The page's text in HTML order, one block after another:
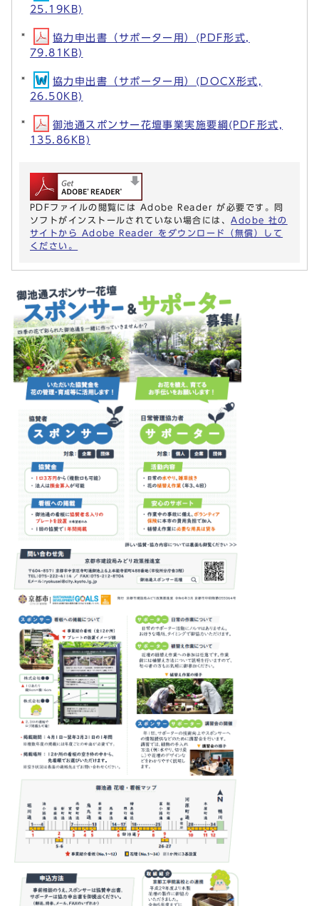
25.19KB)
協力申出書（サポーター用）(PDF形式,
79.81KB)
協力申出書（サポーター用）(DOCX形式,
26.50KB)
御池通スポンサー花壇事業実施要綱(PDF形式,
135.86KB)
PDFファイルの閲覧には Adobe Reader が必要です。同
ソフトがインストールされていない場合には、 Adobe 社の
サイトから Adobe Reader をダウンロード（無償）して
ください。